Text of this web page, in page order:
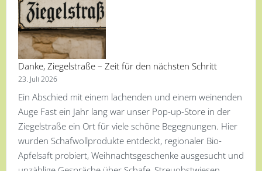
Danke, Ziegelstraße – Zeit für den nächsten Schritt
23. Juli 2026
Ein Abschied mit einem lachenden und einem weinenden
Auge Fast ein Jahr lang war unser Pop-up-Store in der
Ziegelstraße ein Ort für viele schöne Begegnungen. Hier
wurden Schafwollprodukte entdeckt, regionaler Bio-
Apfelsaft probiert, Weihnachtsgeschenke ausgesucht und